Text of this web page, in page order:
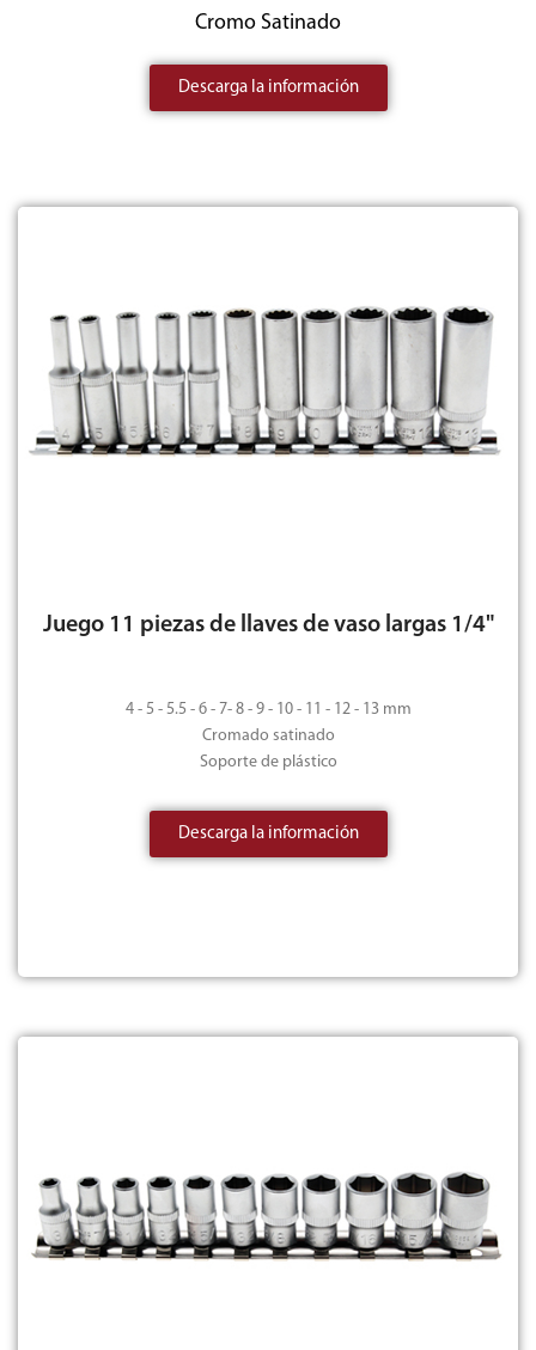
Cromo Satinado
Descarga la información
Juego 11 piezas de llaves de vaso largas 1/4"
4 - 5 - 5.5 - 6 - 7- 8 - 9 - 10 - 11 - 12 - 13 mm
Cromado satinado
Soporte de plástico
Descarga la información